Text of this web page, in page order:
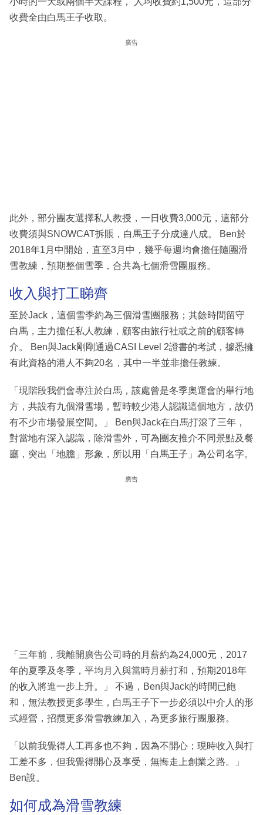
收費全由白馬王子收取。
廣告
此外，部分團友選擇私人教授，一日收費3,000元，這部分
收費須與SNOWCAT拆賬，白馬王子分成達八成。 Ben於
2018年1月中開始，直至3月中，幾乎每週均會擔任隨團滑
雪教練，預期整個雪季，合共為七個滑雪團服務。
收入與打工睇齊
至於Jack，這個雪季約為三個滑雪團服務；其餘時間留守
白馬，主力擔任私人教練，顧客由旅行社或之前的顧客轉
介。 Ben與Jack剛剛通過CASI Level 2證書的考試，據悉擁
有此資格的港人不夠20名，其中一半並非擔任教練。
「現階段我們會專注於白馬，該處曾是冬季奧運會的舉行地
方，共設有九個滑雪場，暫時較少港人認識這個地方，故仍
有不少市場發展空間。」 Ben與Jack在白馬打滾了三年，
對當地有深入認識，除滑雪外，可為團友推介不同景點及餐
廳，突出「地膽」形象，所以用「白馬王子」為公司名字。
廣告
「三年前，我離開廣告公司時的月薪約為24,000元，2017
年的夏季及冬季，平均月入與當時月薪打和，預期2018年
的收入將進一步上升。」 不過，Ben與Jack的時間已飽
和，無法教授更多學生，白馬王子下一步必須以中介人的形
式經營，招攬更多滑雪教練加入，為更多旅行團服務。
「以前我覺得人工再多也不夠，因為不開心；現時收入與打
工差不多，但我覺得開心及享受，無悔走上創業之路。」
Ben說。
如何成為滑雪教練